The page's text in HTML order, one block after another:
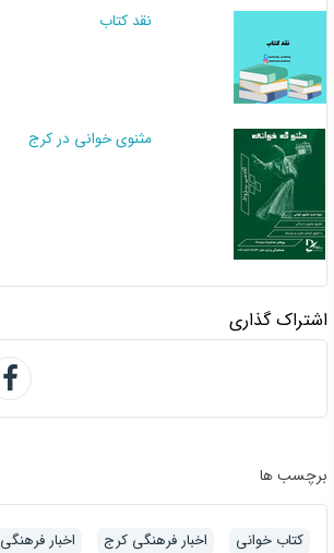
نقد کتاب
مثنوی خوانی در کرج
اشتراک گذاری
برچسب ها
کتاب خوانی اخبار فرهنگی کرج اخبار فرهنگی